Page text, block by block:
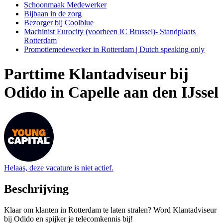
Schoonmaak Medewerker
Bijbaan in de zorg
Bezorger bij Coolblue
Machinist Eurocity (voorheen IC Brussel)- Standplaats
Rotterdam
Promotiemedewerker in Rotterdam | Dutch speaking only
Parttime Klantadviseur bij
Odido in Capelle aan den IJssel
Helaas, deze vacature is niet actief.
Beschrijving
Klaar om klanten in Rotterdam te laten stralen? Word Klantadviseur
bij Odido en spijker je telecomkennis bij!